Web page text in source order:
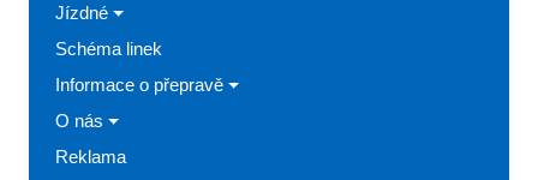
Jízdné
Schéma linek
Informace o přepravě
O nás
Reklama